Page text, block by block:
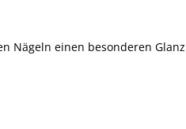
Nägeln einen besonderen